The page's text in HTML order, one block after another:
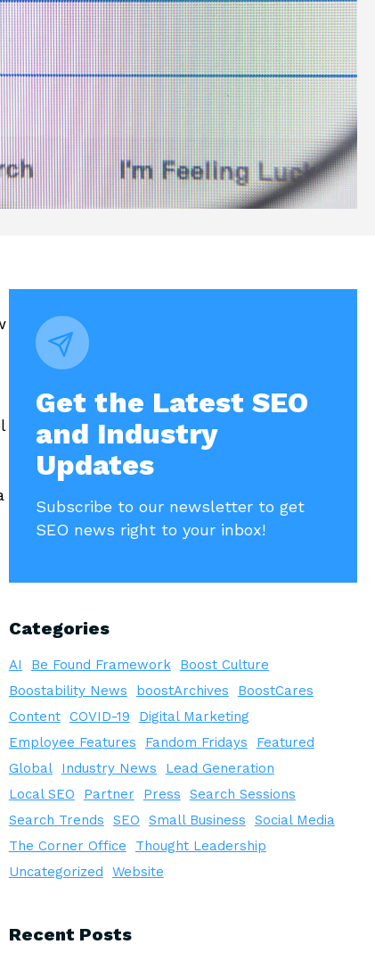
Get the Latest SEO
and Industry
Updates
Subscribe to our newsletter to get
SEO news right to your inbox!
Categories
AI Be Found Framework
Boost Culture
Boostability News
boostArchives
BoostCares
Content COVID-19
Digital Marketing
Employee Features
Fandom Fridays
Featured
Global
Industry News
Lead Generation
Local SEO
Partner Press
Search Sessions
Search Trends
SEO Small Business
Social Media
The Corner Office
Thought Leadership
Uncategorized
Website
Recent Posts